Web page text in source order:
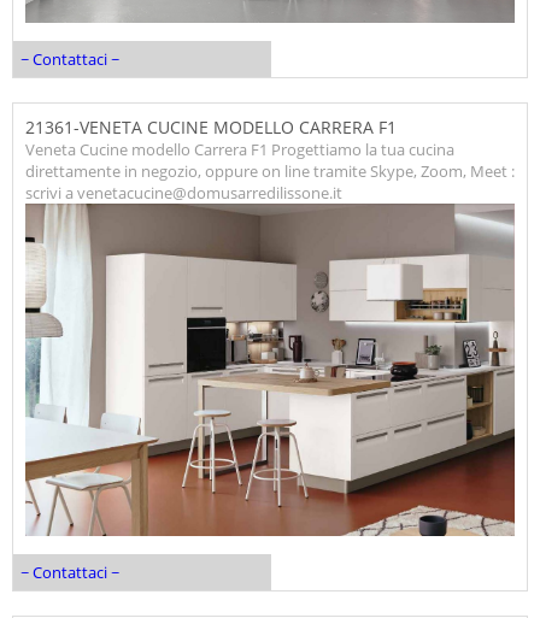
~ Contattaci ~
21361-VENETA CUCINE MODELLO CARRERA F1
Veneta Cucine modello Carrera F1 Progettiamo la tua cucina
direttamente in negozio, oppure on line tramite Skype, Zoom, Meet :
scrivi a venetacucine@domusarredilissone.it
~ Contattaci ~